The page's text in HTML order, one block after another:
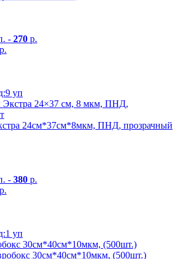
- 270 р.
р.
9 уп
Экстра 24×37 см, 8 мкм, ПНД,
- 380 р.
р.
1 уп
30см*40см*10мкм, (500шт.)